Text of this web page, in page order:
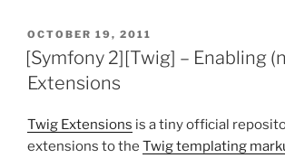
POSTED
ON
OCTOBER 19, 2011
[Symfony 2][Twig] – Enabling
Extensions
Twig Extensions is a tiny official
extensions to the Twig templating